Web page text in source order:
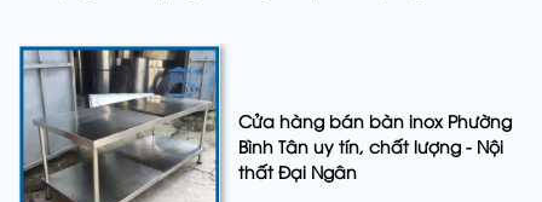
Cửa hàng bán bàn inox Phường
Bình Tân uy tín, chất lượng - Nội
thất Đại Ngân